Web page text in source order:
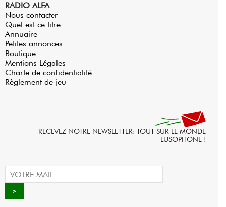
RADIO ALFA
Nous contacter
Quel est ce titre
Annuaire
Petites annonces
Boutique
Mentions Légales
Charte de confidentialité
Règlement de jeu
RECEVEZ NOTRE NEWSLETTER: TOUT SUR LE MONDE
LUSOPHONE !